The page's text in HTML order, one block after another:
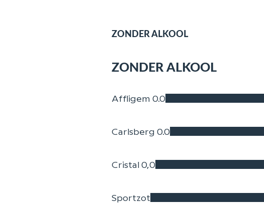
ZONDER ALKOOL
ZONDER ALKOOL
Affligem 0.0
Carlsberg 0.0
Cristal 0,0
Sportzot